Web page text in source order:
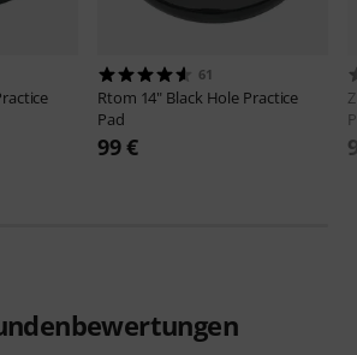
61
Rtom 14" Black Hole Practice
Pad
99 €